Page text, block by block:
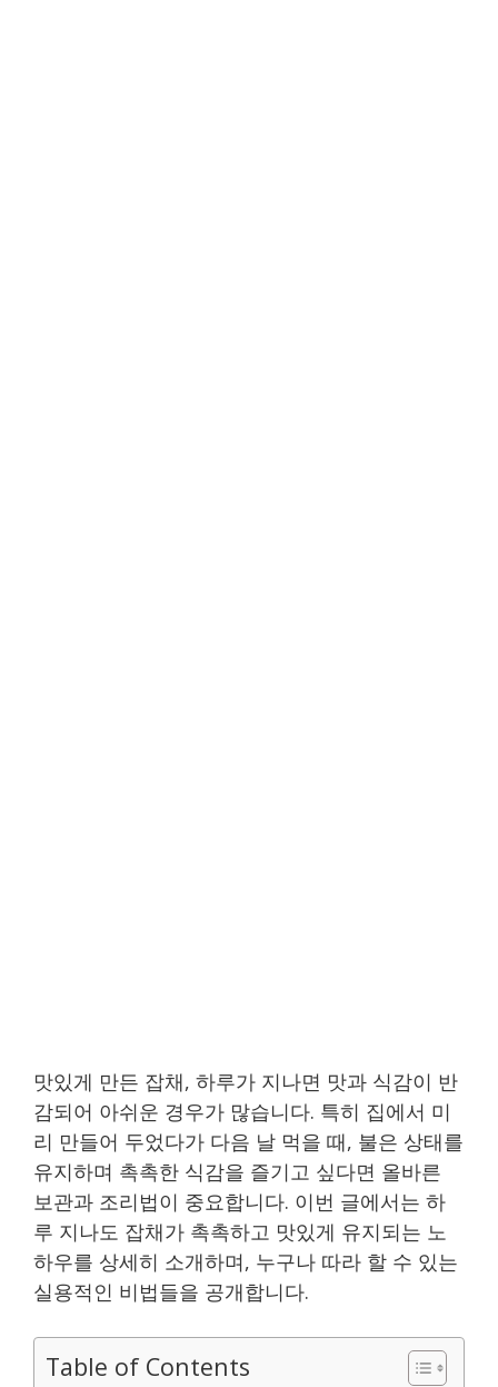
맛있게 만든 잡채, 하루가 지나면 맛과 식감이 반
감되어 아쉬운 경우가 많습니다. 특히 집에서 미
리 만들어 두었다가 다음 날 먹을 때, 불은 상태를
유지하며 촉촉한 식감을 즐기고 싶다면 올바른
보관과 조리법이 중요합니다. 이번 글에서는 하
루 지나도 잡채가 촉촉하고 맛있게 유지되는 노
하우를 상세히 소개하며, 누구나 따라 할 수 있는
실용적인 비법들을 공개합니다.
Table of Contents